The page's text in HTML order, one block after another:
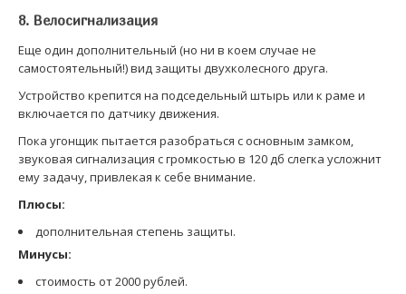
8. Велосигнализация
Еще один дополнительный (но ни в коем случае не
самостоятельный!) вид защиты двухколесного друга.
Устройство крепится на подседельный штырь или к раме и
включается по датчику движения.
Пока угонщик пытается разобраться с основным замком,
звуковая сигнализация с громкостью в 120 дб слегка усложнит
ему задачу, привлекая к себе внимание.
Плюсы:
дополнительная степень защиты.
Минусы:
стоимость от 2000 рублей.